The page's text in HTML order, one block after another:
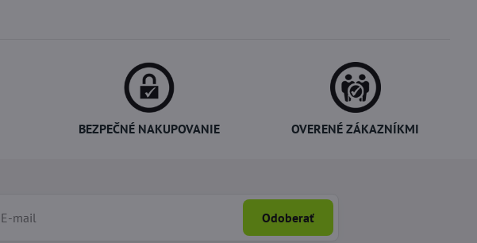
BEZPEČNÉ NAKUPOVANIE OVERENÉ ZÁKAZNÍKMI
Odoberať